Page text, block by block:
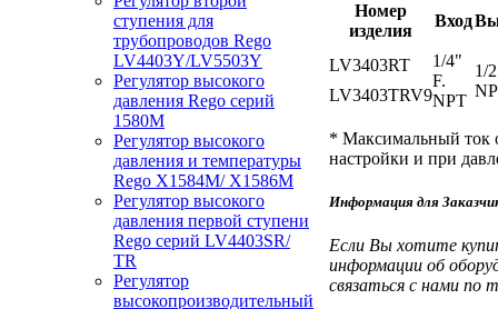
ступения для
трубопроводов Rego
LV4403Y/LV5503Y
Регулятор высокого
давления Rego серий
1580М
Регулятор высокого
давления и температуры
Rego X1584M/ X1586M
Регулятор высокого
давления первой ступени
Rego серий LV4403SR/
TR
Регулятор
высокопроизводительный
Номер
изделия
Вход
LV3403RT
1/4"
F.
NPT
1/
LV3403TRV9
* Максимальный ток
настройки и при
Информация для
Если Вы хотите
информации об
связаться с нами по